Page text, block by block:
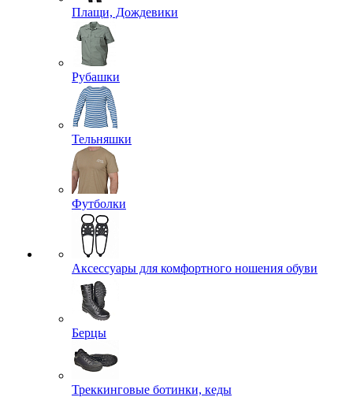
Плащи, Дождевики
Рубашки
Тельняшки
Футболки
Аксессуары для комфортного ношения обуви
Берцы
Треккинговые ботинки, кеды